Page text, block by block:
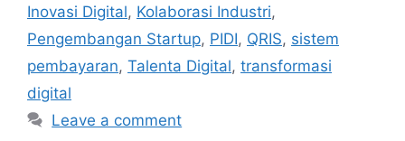
Inovasi Digital, Kolaborasi Industri,
Pengembangan Startup, PIDI, QRIS, sistem
pembayaran, Talenta Digital, transformasi
digital
Leave a comment